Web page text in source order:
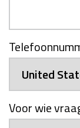
Voor wie